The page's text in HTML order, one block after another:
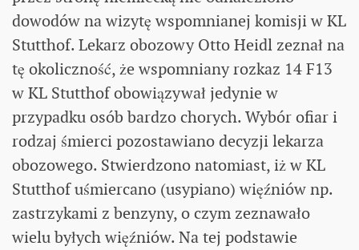
dowodów na wizytę wspomnianej komisji w KL
Stutthof. Lekarz obozowy Otto Heidl zeznał na
tę okoliczność, że wspomniany rozkaz 14 F13
w KL Stutthof obowiązywał jedynie w
przypadku osób bardzo chorych. Wybór ofiar i
rodzaj śmierci pozostawiano decyzji lekarza
obozowego. Stwierdzono natomiast, iż w KL
Stutthof uśmiercano (usypiano) więźniów np.
zastrzykami z benzyny, o czym zeznawało
wielu byłych więźniów. Na tej podstawie